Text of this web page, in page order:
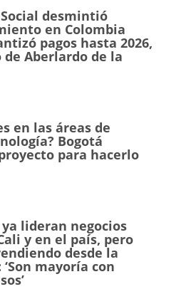
desmintió
en Colombia
pagos hasta 2026,
Aberlardo de la
en las áreas de
Bogotá
para hacerlo
lideran negocios
y en el país, pero
desde la
mayoría con